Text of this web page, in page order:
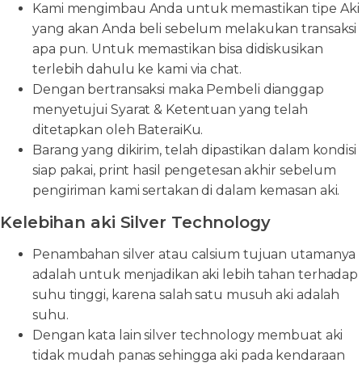
Kami mengimbau Anda untuk memastikan tipe Aki
yang akan Anda beli sebelum melakukan transaksi
apa pun. Untuk memastikan bisa didiskusikan
terlebih dahulu ke kami via chat.
Dengan bertransaksi maka Pembeli dianggap
menyetujui Syarat & Ketentuan yang telah
ditetapkan oleh BateraiKu.
Barang yang dikirim, telah dipastikan dalam kondisi
siap pakai, print hasil pengetesan akhir sebelum
pengiriman kami sertakan di dalam kemasan aki.
Kelebihan aki Silver Technology
Penambahan silver atau calsium tujuan utamanya
adalah untuk menjadikan aki lebih tahan terhadap
suhu tinggi, karena salah satu musuh aki adalah
suhu.
Dengan kata lain silver technology membuat aki
tidak mudah panas sehingga aki pada kendaraan